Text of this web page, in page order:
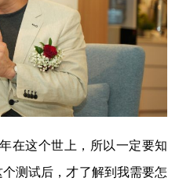
在这个世上，所以一定要知
测试后，才了解到我需要怎